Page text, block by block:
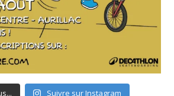
Suivre sur Instagram